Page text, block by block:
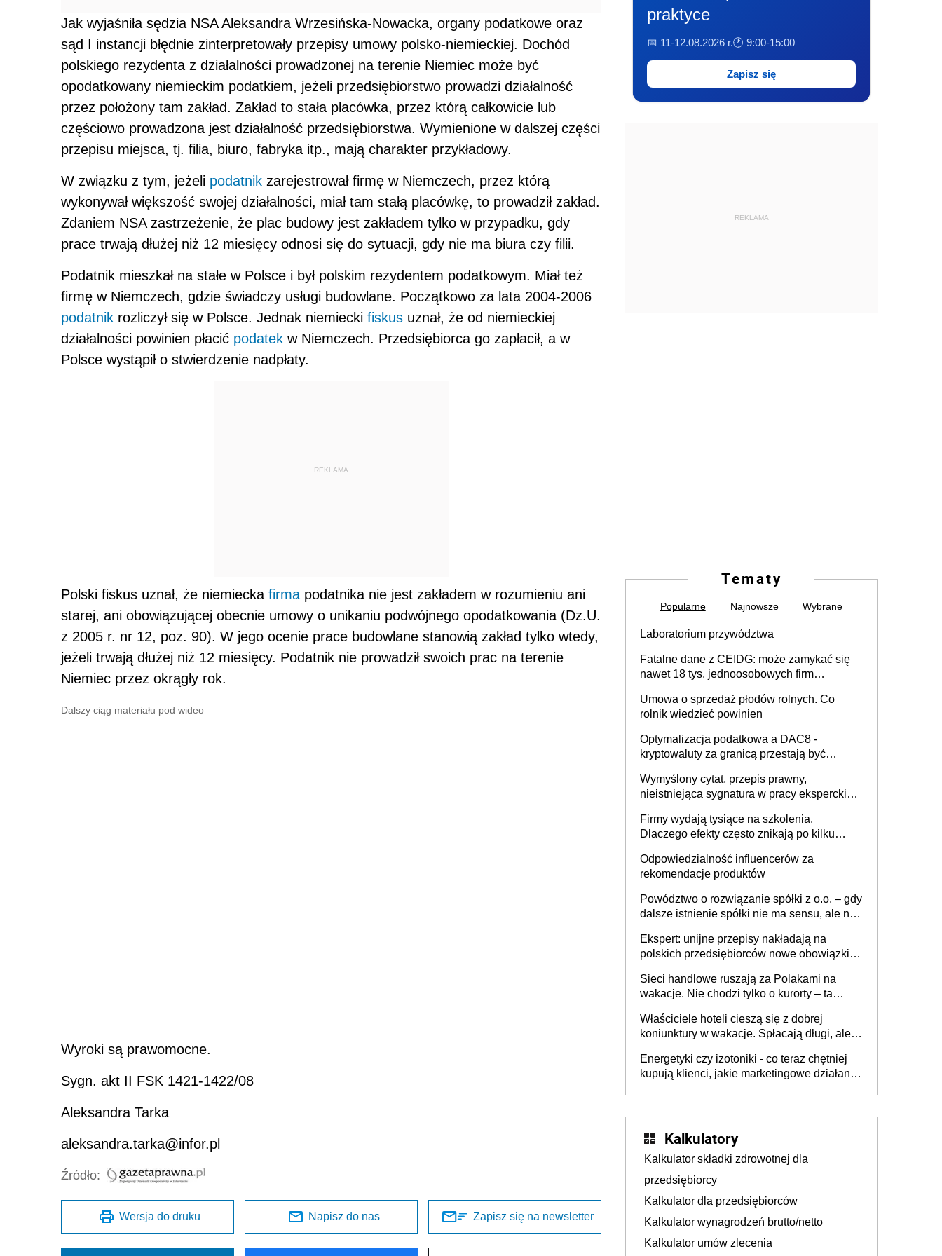
Jak wyjaśniła sędzia NSA Aleksandra Wrzesińska-Nowacka, organy podatkowe oraz
sąd I instancji błędnie zinterpretowały przepisy umowy polsko-niemieckiej. Dochód
polskiego rezydenta z działalności prowadzonej na terenie Niemiec może być
opodatkowany niemieckim podatkiem, jeżeli przedsiębiorstwo prowadzi działalność
przez położony tam zakład. Zakład to stała placówka, przez którą całkowicie lub
częściowo prowadzona jest działalność przedsiębiorstwa. Wymienione w dalszej części
przepisu miejsca, tj. filia, biuro, fabryka itp., mają charakter przykładowy.
W związku z tym, jeżeli podatnik zarejestrował firmę w Niemczech, przez którą
wykonywał większość swojej działalności, miał tam stałą placówkę, to prowadził zakład.
Zdaniem NSA zastrzeżenie, że plac budowy jest zakładem tylko w przypadku, gdy
prace trwają dłużej niż 12 miesięcy odnosi się do sytuacji, gdy nie ma biura czy filii.
Podatnik mieszkał na stałe w Polsce i był polskim rezydentem podatkowym. Miał też
firmę w Niemczech, gdzie świadczy usługi budowlane. Początkowo za lata 2004-2006
podatnik rozliczył się w Polsce. Jednak niemiecki fiskus uznał, że od niemieckiej
działalności powinien płacić podatek w Niemczech. Przedsiębiorca go zapłacił, a w
Polsce wystąpił o stwierdzenie nadpłaty.
REKLAMA
Polski fiskus uznał, że niemiecka firma podatnika nie jest zakładem w rozumieniu ani
starej, ani obowiązującej obecnie umowy o unikaniu podwójnego opodatkowania (Dz.U.
z 2005 r. nr 12, poz. 90). W jego ocenie prace budowlane stanowią zakład tylko wtedy,
jeżeli trwają dłużej niż 12 miesięcy. Podatnik nie prowadził swoich prac na terenie
Niemiec przez okrągły rok.
Dalszy ciąg materiału pod wideo
Wyroki są prawomocne.
Sygn. akt II FSK 1421-1422/08
Aleksandra Tarka
aleksandra.tarka@infor.pl
Źródło:
Wersja do druku Napisz do nas Zapisz się na newsletter
praktyce
📅 11-12.08.2026 r.🕐 9:00-15:00
Zapisz się
REKLAMA
Tematy
Popularne Najnowsze Wybrane
Laboratorium przywództwa
Fatalne dane z CEIDG: może zamykać się
nawet 18 tys. jednoosobowych firm
Umowa o sprzedaż płodów rolnych. Co
rolnik wiedzieć powinien
Optymalizacja podatkowa a DAC8 -
kryptowaluty za granicą przestają być
Wymyślony cytat, przepis prawny,
nieistniejąca sygnatura w pracy eksperckiej -
firmie
Firmy wydają tysiące na szkolenia.
Dlaczego efekty często znikają po kilku
Odpowiedzialność influencerów za
rekomendacje produktów
Powództwo o rozwiązanie spółki z o.o. – gdy
dalsze istnienie spółki nie ma sensu, ale nie
Ekspert: unijne przepisy nakładają na
polskich przedsiębiorców nowe obowiązki w
Sieci handlowe ruszają za Polakami na
wakacje. Nie chodzi tylko o kurorty – ta
tam, gdzie wielu spędzi urlop po cichu
Właściciele hoteli cieszą się z dobrej
koniunktury w wakacje. Spłacają długi, ale
Energetyki czy izotoniki - co teraz chętniej
kupują klienci, jakie marketingowe działania
Kalkulatory
Kalkulator składki zdrowotnej dla
przedsiębiorcy
Kalkulator dla przedsiębiorców
Kalkulator wynagrodzeń brutto/netto
Kalkulator umów zlecenia